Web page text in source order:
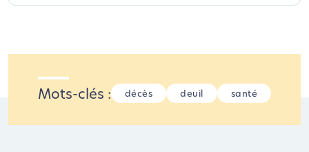
Mots-clés : décès deuil santé